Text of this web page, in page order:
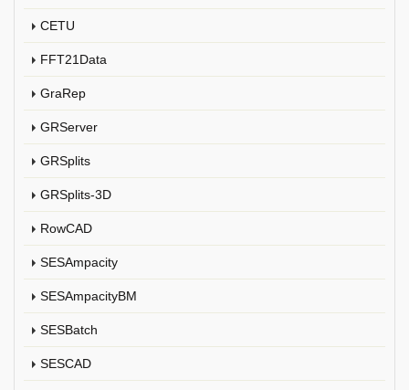
CETU
FFT21Data
GraRep
GRServer
GRSplits
GRSplits-3D
RowCAD
SESAmpacity
SESAmpacityBM
SESBatch
SESCAD